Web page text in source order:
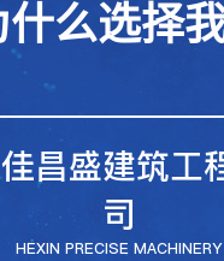
什么选择
昌盛建筑工
司
HEXIN PRECISE MACHINERY